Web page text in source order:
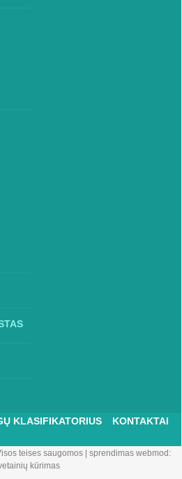
KLASIFIKATORIUS
KONTAKTAI
teises saugomos| sprendimas webmod:
kūrimas